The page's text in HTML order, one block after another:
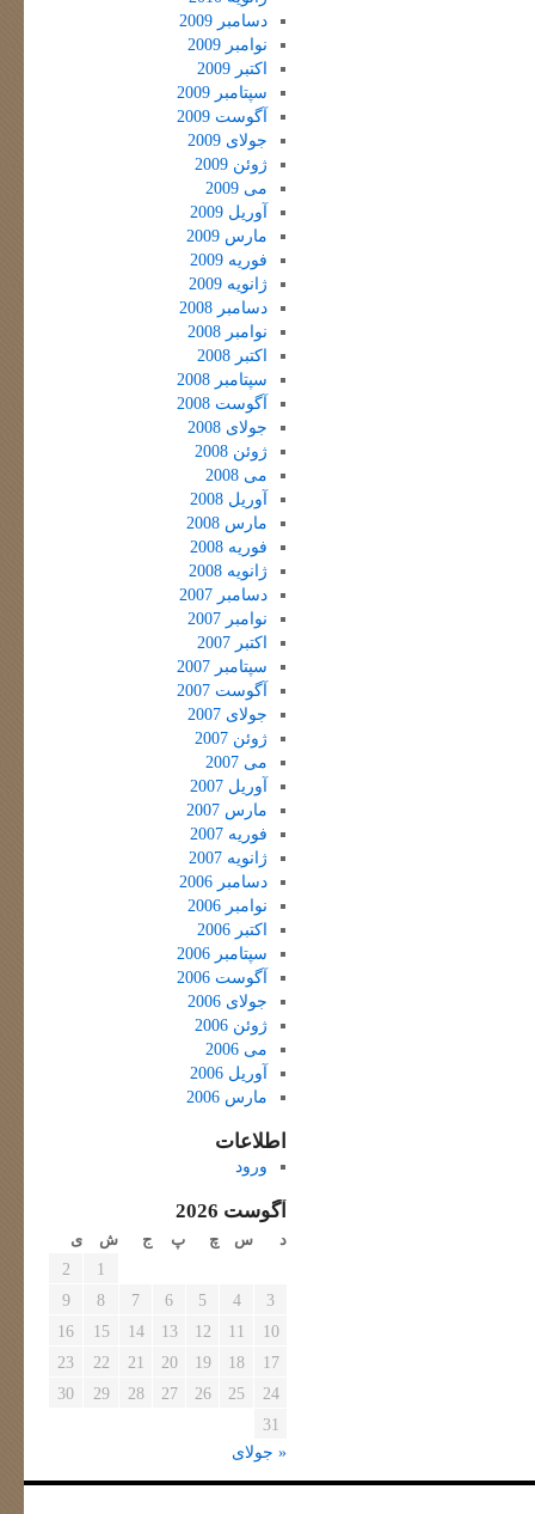
دسامبر 2009
نوامبر 2009
اکتبر 2009
سپتامبر 2009
آگوست 2009
جولای 2009
ژوئن 2009
می 2009
آوریل 2009
مارس 2009
فوریه 2009
ژانویه 2009
دسامبر 2008
نوامبر 2008
اکتبر 2008
سپتامبر 2008
آگوست 2008
جولای 2008
ژوئن 2008
می 2008
آوریل 2008
مارس 2008
فوریه 2008
ژانویه 2008
دسامبر 2007
نوامبر 2007
اکتبر 2007
سپتامبر 2007
آگوست 2007
جولای 2007
ژوئن 2007
می 2007
آوریل 2007
مارس 2007
فوریه 2007
ژانویه 2007
دسامبر 2006
نوامبر 2006
اکتبر 2006
سپتامبر 2006
آگوست 2006
جولای 2006
ژوئن 2006
می 2006
آوریل 2006
مارس 2006
اطلاعات
ورود
آگوست 2026
د س چ پ ج ش ی
1
2
3
4
5
6
7
8
9
10
11
12
13
14
15
16
17
18
19
20
21
22
23
24
25
26
27
28
29
30
31
« جولای